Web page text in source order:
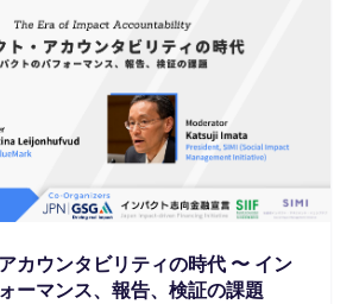
カウンタビリティの時代 〜 イン
ーマンス、報告、検証の課題